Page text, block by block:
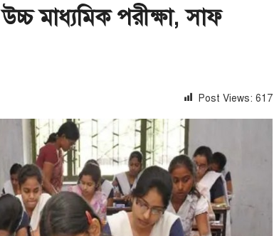
মাধ্যমিক পরীক্ষা, সাফ
Post Views: 617